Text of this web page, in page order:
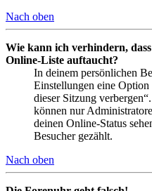
Nach oben
Wie kann ich verhindern,
Online-Liste auftaucht?
In deinem persönlichen
Einstellungen eine
dieser Sitzung
können nur
deinen Online-Status
Besucher gezählt.
Nach oben